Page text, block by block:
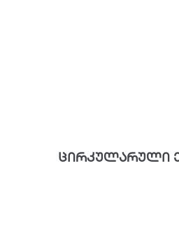
ცირკულარული